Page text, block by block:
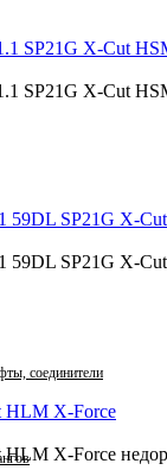
соединители
SP21G X-Cut
SP21G X-Cut
59DL SP21G X-
59DL SP21G X-
HLM X-Force
X-Force